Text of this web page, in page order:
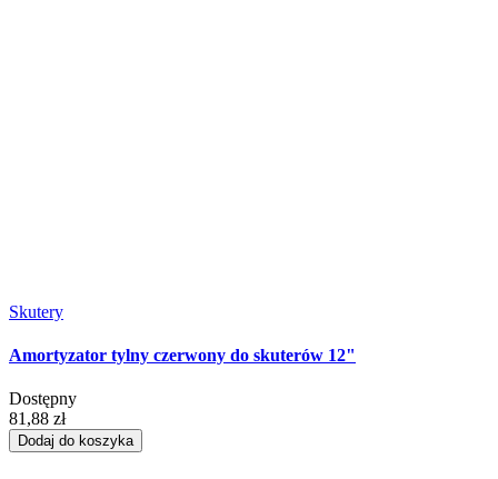
Skutery
Amortyzator tylny czerwony do skuterów 12"
Dostępny
81,88 zł
Dodaj do koszyka